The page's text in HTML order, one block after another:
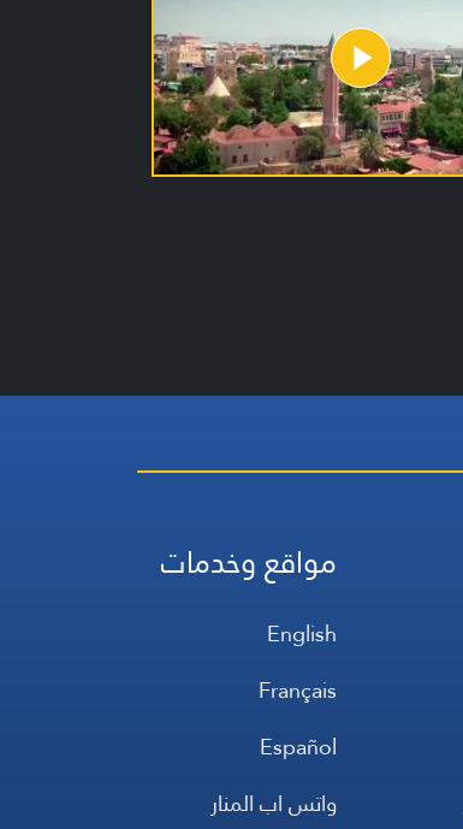
مواقع وخدمات
English
Français
Español
واتس اب المنار